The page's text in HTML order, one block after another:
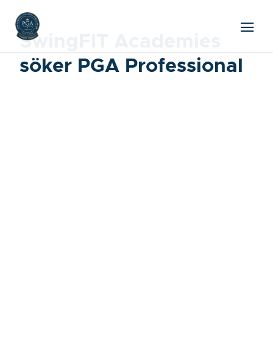
SwingFIT Academies
söker PGA Professional